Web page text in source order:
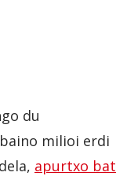
du
milioi erdi
apurtxo bat